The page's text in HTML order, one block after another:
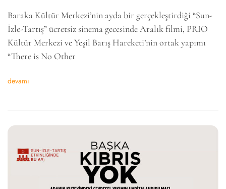
Baraka Kültür Merkezi’nin ayda bir gerçekleştirdiği “Sun-
İzle-Tartış” ücretsiz sinema gecesinde Aralık filmi, PRIO
Kültür Merkezi ve Yeşil Barış Hareketi’nin ortak yapımı
“There is No Other
devamı